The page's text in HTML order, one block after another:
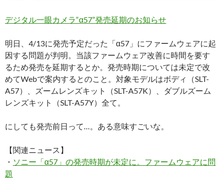
デジタル一眼カメラ“α57”発売延期のお知らせ
明日、4/13に発売予定だった「α57」にファームウェアに起
因する問題が判明。当該ファームウェア改善に時間を要す
るため発売を延期するとか。発売時期については未定で改
めてWebで案内するとのこと。対象モデルはボディ（SLT-
A57）、ズームレンズキット（SLT-A57K）、ダブルズーム
レンズキット（SLT-A57Y）全て。
にしても発売前日って…。ある意味すごいな。
【関連ニュース】
・ ソニー「α57」の発売時期が未定に。ファームウェアに問
題